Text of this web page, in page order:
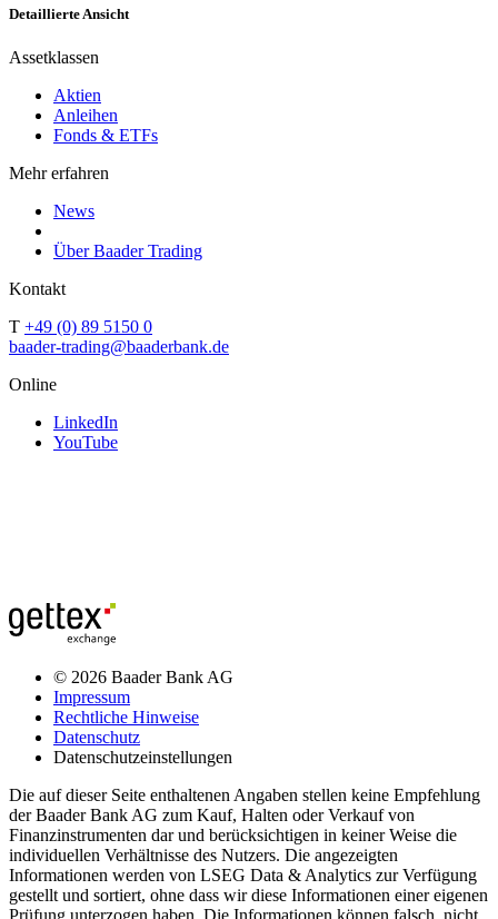
Detaillierte Ansicht
Assetklassen
Aktien
Anleihen
Fonds & ETFs
Mehr erfahren
News
Über Baader Trading
Kontakt
T +49 (0) 89 5150 0
baader-trading@baaderbank.de
Online
LinkedIn
YouTube
© 2026 Baader Bank AG
Impressum
Rechtliche Hinweise
Datenschutz
Datenschutzeinstellungen
Die auf dieser Seite enthaltenen Angaben stellen keine Empfehlung
der Baader Bank AG zum Kauf, Halten oder Verkauf von
Finanzinstrumenten dar und berücksichtigen in keiner Weise die
individuellen Verhältnisse des Nutzers. Die angezeigten
Informationen werden von LSEG Data & Analytics zur Verfügung
gestellt und sortiert, ohne dass wir diese Informationen einer eigenen